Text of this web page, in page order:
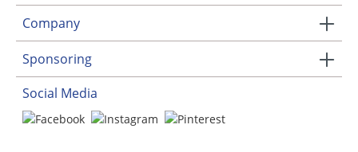
Company
Sponsoring
Social Media